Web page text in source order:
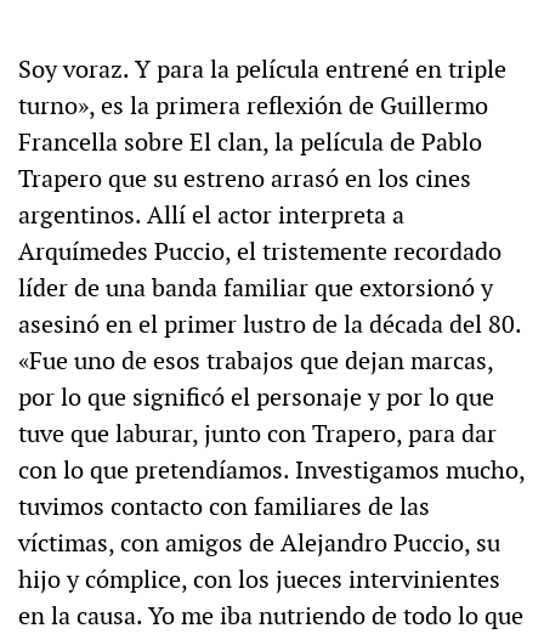
Soy voraz. Y para la película entrené en triple
turno», es la primera reflexión de Guillermo
Francella sobre El clan, la película de Pablo
Trapero que su estreno arrasó en los cines
argentinos. Allí el actor interpreta a
Arquímedes Puccio, el tristemente recordado
líder de una banda familiar que extorsionó y
asesinó en el primer lustro de la década del 80.
«Fue uno de esos trabajos que dejan marcas,
por lo que significó el personaje y por lo que
tuve que laburar, junto con Trapero, para dar
con lo que pretendíamos. Investigamos mucho,
tuvimos contacto con familiares de las
víctimas, con amigos de Alejandro Puccio, su
hijo y cómplice, con los jueces intervinientes
en la causa. Yo me iba nutriendo de todo lo que